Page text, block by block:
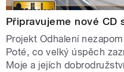
Připravujeme nové CD
Projekt Odhalení
Poté, co velký úspěch
Moje a jejích